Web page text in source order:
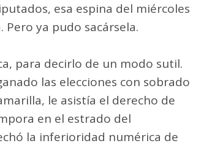
esa espina del miércoles
ya pudo sacársela.
para decirlo de un modo sutil.
las elecciones con sobrado
le asistía el derecho de
en el estrado del
la inferioridad numérica de